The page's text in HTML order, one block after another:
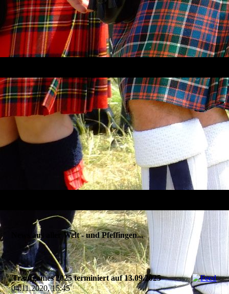
News aus aller Welt - und Pfeffingen...
Traufgames 2025 terminiert auf 13.09.2025
04.11.2020, 15:45